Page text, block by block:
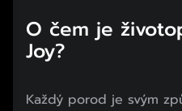
O čem je
Joy?
Každý porod je svým